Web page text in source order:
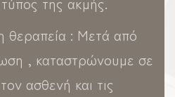
θεραπεία : Μετά από
, καταστρώνουμε σε
ασθενή και τις